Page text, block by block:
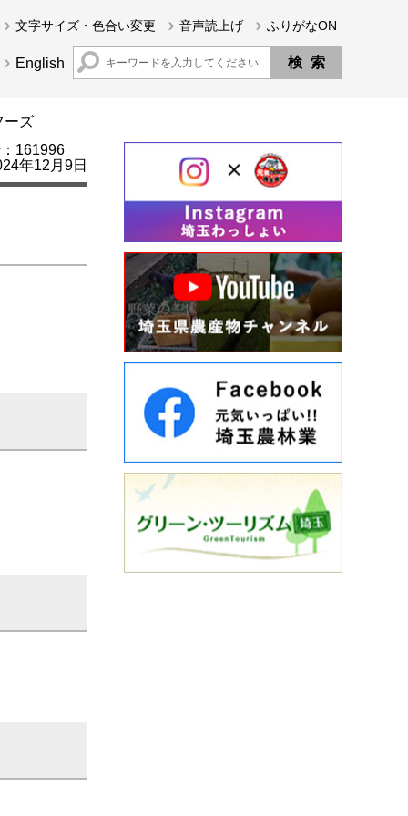
文字サイズ・色合い変更 音声読上げ ふりがなON
English
ーズ
161996
年12月9日